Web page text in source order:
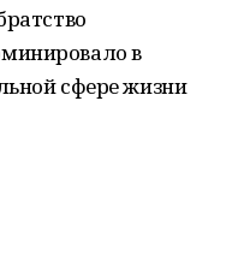
в
сфере жизни